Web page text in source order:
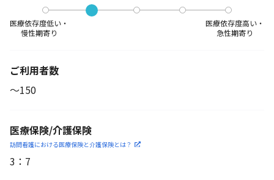
医療依存度低い・
慢性期寄り
医療依存度高い・
急性期寄り
ご利用者数
〜150
医療保険/介護保険
訪問看護における医療保険と介護保険とは？
3 ： 7